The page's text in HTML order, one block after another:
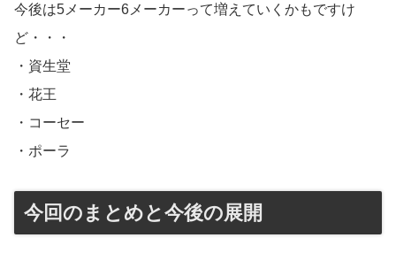
今後は5メーカー6メーカーって増えていくかもですけ
ど・・・
・資生堂
・花王
・コーセー
・ポーラ
今回のまとめと今後の展開